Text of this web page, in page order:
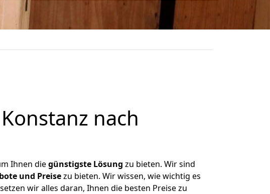
nach
Ihnen diegünstigste Lösung zu bieten. Wir sind
und Preisezu bieten. Wir wissen, wie wichtig es
wir alles daran, Ihnen die besten Preise zu